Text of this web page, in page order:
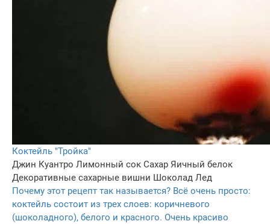
Коктейль "Тройка"
Джин Куантро Лимонный сок Сахар Яичный белок
Декоративные сахарные вишни Шоколад Лед
Почему этот рецепт так называется? Всё очень просто:
коктейль состоит из трех слоев: коричневого
(шоколадного), белого и красного. Очень красиво